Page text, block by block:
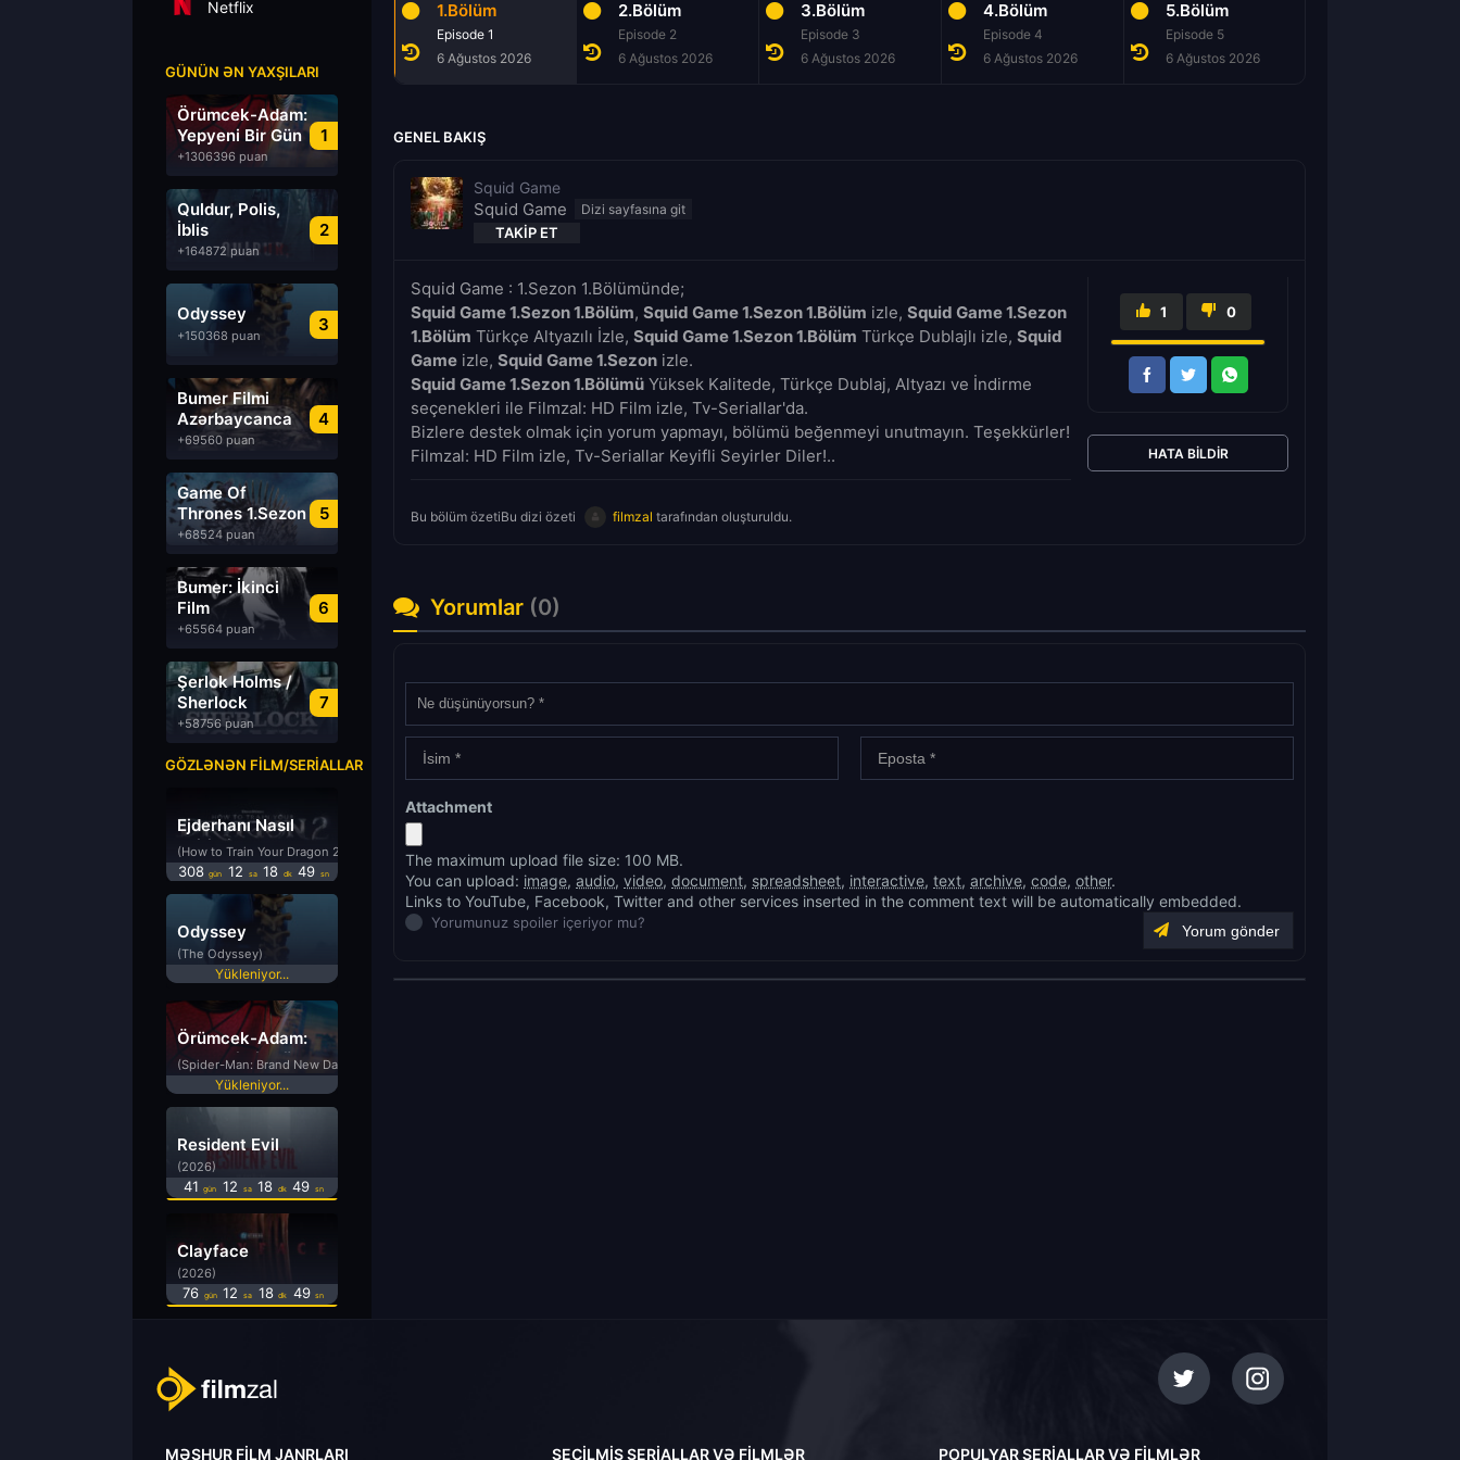
Netflix
GÜNÜN ƏN YAXŞILARI
1
Örümcek-Adam:
Yepyeni Bir Gün
+1306396 puan
2
Quldur, Polis,
İblis
+164872 puan
3
Odyssey
+150368 puan
4
Bumer Filmi
Azərbaycanca
Dublyaj izle
+69560 puan
5
Game Of
Thrones 1.Sezon
Türkçe Dublaj
izle
+68524 puan
6
Bumer: İkinci
Film
Azərbaycanca
Dublyaj izle
+65564 puan
7
Şerlok Holms /
Sherlock
Holmes
+58756 puan
GÖZLƏNƏN FILM/SERIALLAR
Ejderhanı Nasıl
Eğitirsin 2
(How to Train Your Dragon 2)
308 gün 12 sa 18 dk 49 sn
Odyssey
(The Odyssey)
Yükleniyor...
Örümcek-Adam:
Yepyeni Bir Gün
(Spider-Man: Brand New Day)
Yükleniyor...
Resident Evil
(2026)
41 gün 12 sa 18 dk 49 sn
Clayface
(2026)
76 gün 12 sa 18 dk 49 sn
1.Bölüm
Episode 1
6 Ağustos 2026
2.Bölüm
Episode 2
6 Ağustos 2026
3.Bölüm
Episode 3
6 Ağustos 2026
4.Bölüm
Episode 4
6 Ağustos 2026
5.Bölüm
Episode 5
6 Ağustos 2026
GENEL BAKIŞ
Squid Game
Squid Game
TAKIP ET
Squid Game : 1.Sezon 1.Bölümünde;
Squid Game 1.Sezon 1.Bölüm, Squid Game 1.Sezon 1.Bölüm izle, Squid Game 1.Sezon
1.Bölüm Türkçe Altyazılı İzle, Squid Game 1.Sezon 1.Bölüm Türkçe Dublajlı izle, Squid
Game izle, Squid Game 1.Sezon izle.
Squid Game 1.Sezon 1.Bölümü Yüksek Kalitede, Türkçe Dublaj, Altyazı ve İndirme
seçenekleri ile Filmzal: HD Film izle, Tv-Seriallar'da.
Bizlere destek olmak için yorum yapmayı, bölümü beğenmeyi unutmayın. Teşekkürler!
Filmzal: HD Film izle, Tv-Seriallar Keyifli Seyirler Diler!..
Bu bölüm özetiBu dizi özeti filmzal tarafından oluşturuldu.
1 0
HATA BILDIR
Yorumlar (0)
Attachment
The maximum upload file size: 100 MB.
You can upload: image, audio, video, document, spreadsheet, interactive, text, archive, code, other.
Links to YouTube, Facebook, Twitter and other services inserted in the comment text will be automatically embedded.
Yorumunuz spoiler içeriyor mu?
MƏŞHUR FILM JANRLARI SEÇILMIŞ SERIALLAR VƏ FILMLƏR POPULYAR SERIALLAR VƏ FILMLƏR